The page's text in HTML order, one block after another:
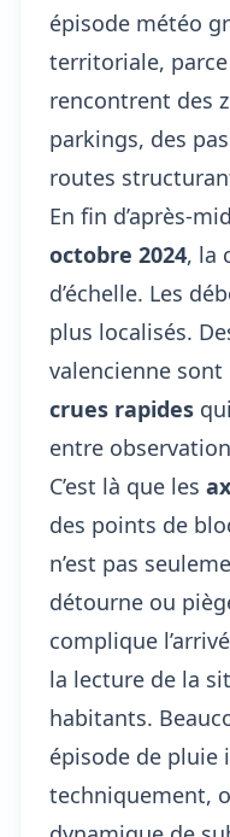
épisode météo
territoriale, parce
rencontrent des
parkings, des
routes
En fin d’après-
octobre 2024, la
d’échelle. Les
plus localisés.
valencienne sont
crues rapides
entre
C’est là que les
des points de
n’est pas
détourne ou
complique
la lecture de la
habitants.
épisode de pluie
techniquement,